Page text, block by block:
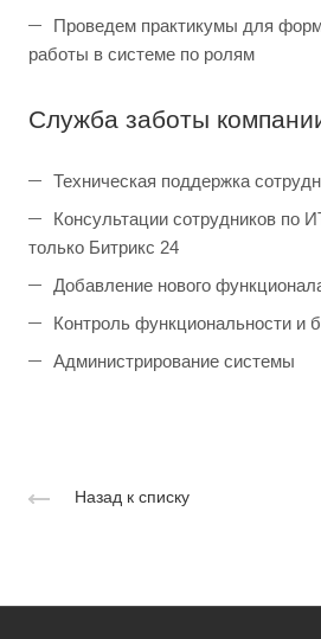
Проведем практикумы для
работы в системе по ролям
Служба заботы
Техническая поддержка
Консультации сотрудников по
только Битрикс 24
Добавление нового
Контроль функциональности и
Администрирование системы
Назад к списку